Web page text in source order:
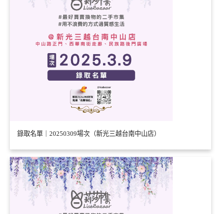
錄取名單｜20250309場次（新光三越台南中山店）